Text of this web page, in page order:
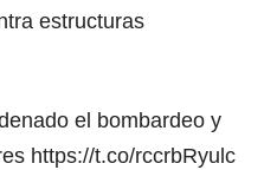
estructuras
el bombardeo y
https://t.co/rccrbRyulc